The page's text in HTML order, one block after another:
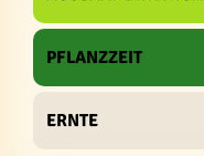
PFLANZZEIT
ERNTE